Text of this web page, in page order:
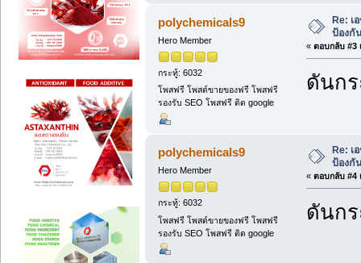
polychemicals9
Hero Member
กระทู้: 6032
โพสฟรี โพสต์ขายของฟรี โพสฟรี
รองรับ SEO โพสฟรี ติด google
Re: เ
ป้องกั
« ตอบกลับ #3
ดันก
polychemicals9
Hero Member
กระทู้: 6032
โพสฟรี โพสต์ขายของฟรี โพสฟรี
รองรับ SEO โพสฟรี ติด google
Re: เ
ป้องกั
« ตอบกลับ #4
ดันก